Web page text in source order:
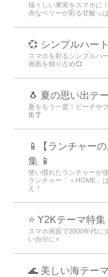
瑞々しい果実をスマホに
赤なベリーが彩る甘酸っ
💞 シンプルハー
スマホを彩るシンプルハ
画面を独り占め💞
🐧 夏の思い出テ
夏をもう一度！ビーチや
集🎐
📱【ランチャー
集 📱
使い慣れたランチャーが
ランチャー「＋HOME」
え！
⭐ Y2Kテーマ特集
スマホ画面で2000年代に
い自分に⭐
🌊 美しい海テー